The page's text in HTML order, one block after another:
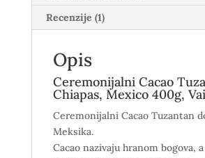
Recenzije (1)
Opis
Ceremonijalni Cacao
Chiapas, Mexico 400g,
Ceremonijalni Cacao Tuzantan
Meksika.
Cacao nazivaju hranom bogova,